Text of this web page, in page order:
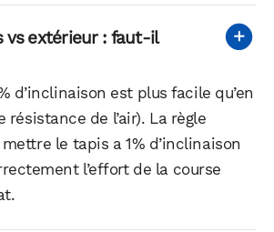
vs extérieur : faut-il
d’inclinaison est plus facile qu’en
résistance de l’air). La règle
le tapis a 1% d’inclinaison
l’effort de la course